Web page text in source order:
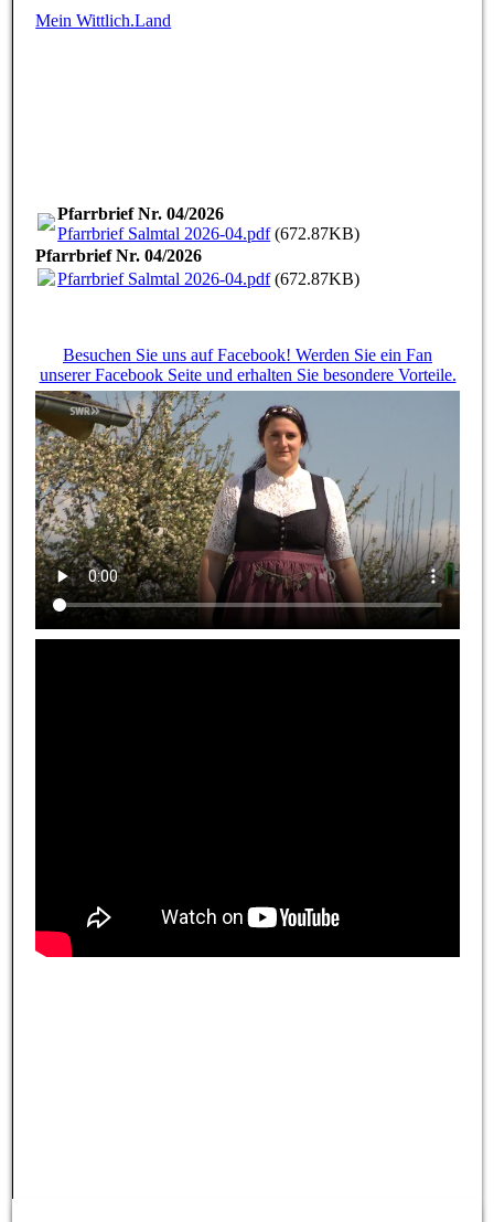
Mein Wittlich.Land
Pfarrbrief Nr. 04/2026
Pfarrbrief Salmtal 2026-04.pdf(672.87KB)
Pfarrbrief Nr. 04/2026
Pfarrbrief Salmtal 2026-04.pdf(672.87KB)
Besuchen Sie uns auf Facebook! Werden Sie ein Fan
unserer Facebook Seite und erhalten Sie besondere Vorteile.